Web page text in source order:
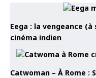
Eega : la vengeance
cinéma indien
Catwoman – À Rome :